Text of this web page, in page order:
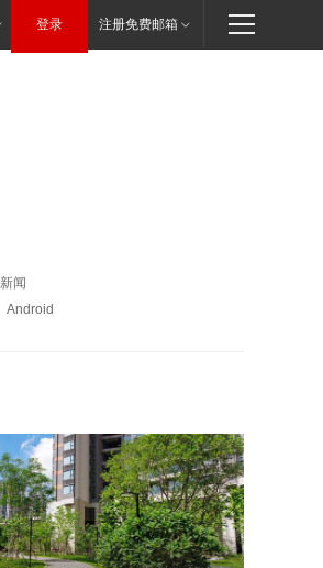
登录 注册免费邮箱
闻
Android